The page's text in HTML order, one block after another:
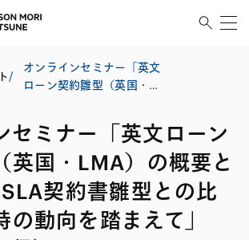
/
オンラインセミナー「英文
ローン契約雛型（英国・
JSLA契約書雛型との比較及
び近時の動向を踏まえて」
（ライブ配信）
セミナー「英文ローン
英国・LMA）の概要と
契約書雛型との比
の動向を踏まえて」